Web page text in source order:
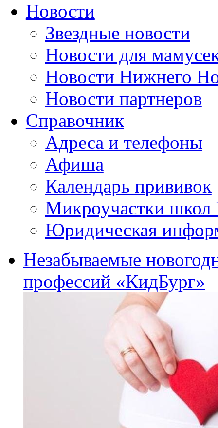
Новости
Звездные новости
Новости для
Новости Нижнего
Новости партнеров
Справочник
Адреса и телефоны
Афиша
Календарь прививок
Микроучастки школ
Юридическая
Незабываемые
профессий «КидБург»